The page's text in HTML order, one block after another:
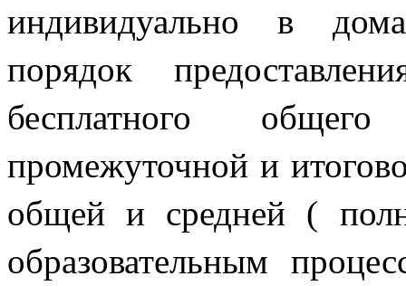
индивидуально в
порядок
бесплатного
промежуточной и
общей и средней (
образовательным